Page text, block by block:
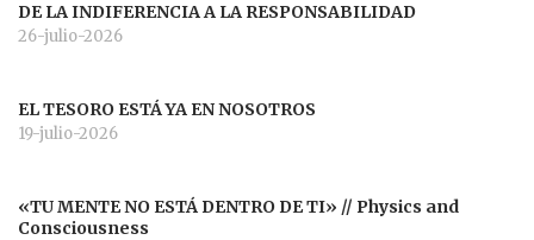
DE LA INDIFERENCIA A LA RESPONSABILIDAD
26-julio-2026
EL TESORO ESTÁ YA EN NOSOTROS
19-julio-2026
«TU MENTE NO ESTÁ DENTRO DE TI» // Physics and
Consciousness